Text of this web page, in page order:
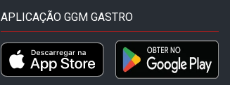
APLICAÇÃO GGM GASTRO